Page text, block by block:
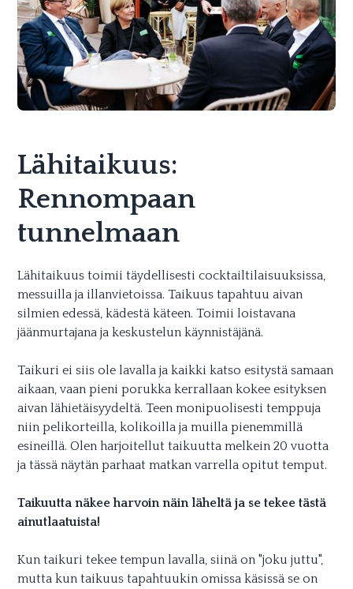
Lähitaikuus:
Rennompaan
tunnelmaan
Lähitaikuus toimii täydellisesti cocktailtilaisuuksissa,
messuilla ja illanvietoissa. Taikuus tapahtuu aivan
silmien edessä, kädestä käteen. Toimii loistavana
jäänmurtajana ja keskustelun käynnistäjänä.
Taikuri ei siis ole lavalla ja kaikki katso esitystä samaan
aikaan, vaan pieni porukka kerrallaan kokee esityksen
aivan lähietäisyydeltä. Teen monipuolisesti temppuja
niin pelikorteilla, kolikoilla ja muilla pienemmillä
esineillä. Olen harjoitellut taikuutta melkein 20 vuotta
ja tässä näytän parhaat matkan varrella opitut temput.
Taikuutta näkee harvoin näin läheltä ja se tekee tästä
ainutlaatuista!
Kun taikuri tekee tempun lavalla, siinä on "joku juttu",
mutta kun taikuus tapahtuukin omissa käsissä se on